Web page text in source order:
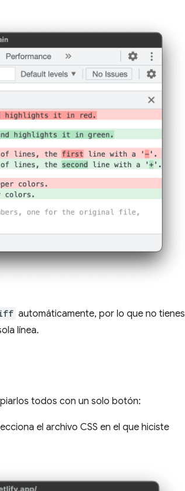
automáticamente, por lo que no tienes
línea.
todos con un solo botón:
el archivo CSS en el que hiciste